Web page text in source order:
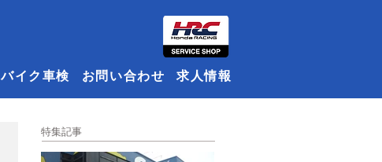
バイク車検 お問い合わせ 求人情報
特集記事